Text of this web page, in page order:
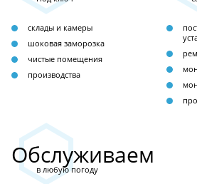
склады и камеры
шоковая заморозка
чистые помещения
производства
Обслуживаем
в любую погоду